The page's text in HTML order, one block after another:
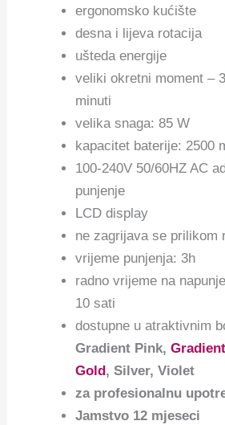
ergonomsko kućište
desna i lijeva rotacija
ušteda energije
veliki okretni moment –
minuti
velika snaga: 85 W
kapacitet baterije: 2500
100-240V 50/60HZ AC
punjenje
LCD display
ne zagrijava se prilikom
vrijeme punjenja: 3h
radno vrijeme na
10 sati
dostupne u atraktivnim
Gradient Pink,
Gold , Silver, Violet
za profesionalnu
Jamstvo 12 mjeseci